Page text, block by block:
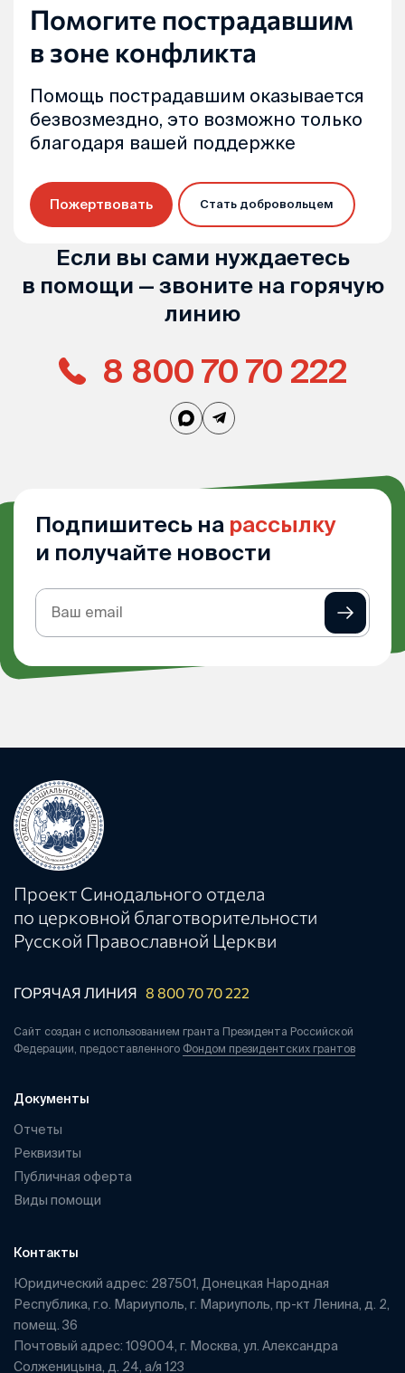
Помогите пострадавшим
в зоне конфликта
Помощь пострадавшим оказывается
безвозмездно, это возможно только
благодаря вашей поддержке
Пожертвовать Стать добровольцем
Если вы сами нуждаетесь
в помощи — звоните на горячую
линию
8 800 70 70 222
Подпишитесь на рассылку
и получайте новости
Подписка
Проект Синодального отдела
по церковной благотворительности
Русской Православной Церкви
ГОРЯЧАЯ ЛИНИЯ 8 800 70 70 222
Сайт создан с использованием гранта Президента Российской
Федерации, предоставленного Фондом президентских грантов
Документы
Отчеты
Реквизиты
Публичная оферта
Виды помощи
Контакты
Юридический адрес: 287501, Донецкая Народная
Республика, г.о. Мариуполь, г. Мариуполь, пр-кт Ленина, д. 2,
помещ. 36
Почтовый адрес: 109004, г. Москва, ул. Александра
Солженицына, д. 24, а/я 123